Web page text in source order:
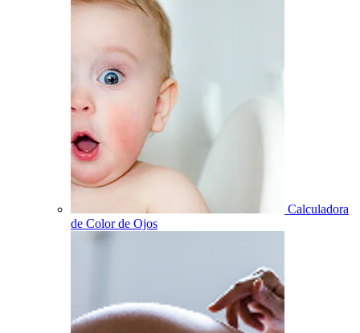
Calculadora
de Color de Ojos